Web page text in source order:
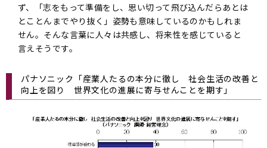
ず、「志をもって準備をし、思い切って飛び込んだらあとは
とことんまでやり抜く」姿勢も意味しているのかもしれま
せん。そんな言葉に人々は共感し、将来性を感じていると
言えそうです。
パナソニック「産業人たるの本分に徹し 社会生活の改善と
向上を図り 世界文化の進展に寄与せんことを期す」